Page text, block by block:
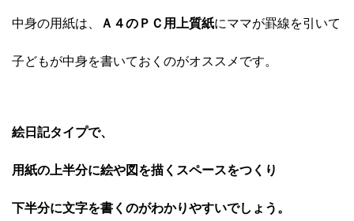
中身の用紙は、 Ａ４のＰＣ用上質紙にママが罫線を引いて
子どもが中身を書いておくのがオススメです。
絵日記タイプで、
用紙の上半分に絵や図を描くスペースをつくり
下半分に文字を書くのがわかりやすいでしょう。